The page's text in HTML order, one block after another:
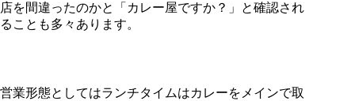
店を間違ったのかと「カレー屋ですか？」と確認され
ることも多々あります。
営業形態としてはランチタイムはカレーをメインで取